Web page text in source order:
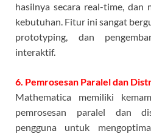
hasilnya secara real-time, dan
kebutuhan. Fitur ini sangat
prototyping, dan
interaktif.
6. Pemrosesan Paralel dan
Mathematica memiliki
pemrosesan paralel dan
pengguna untuk